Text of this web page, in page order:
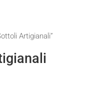
Artigianali”